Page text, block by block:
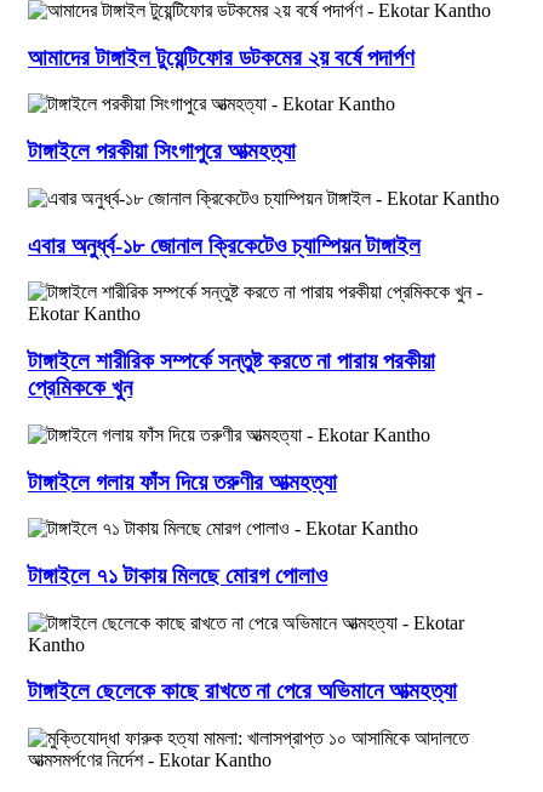
আমাদের টাঙ্গাইল টুয়েন্টিফোর ডটকমের ২য় বর্ষে পদার্পণ
টাঙ্গাইলে পরকীয়া সিংগাপুরে আত্মহত্যা
এবার অনুর্ধ্ব-১৮ জোনাল ক্রিকেটেও চ্যাম্পিয়ন টাঙ্গাইল
টাঙ্গাইলে শারীরিক সম্পর্কে সন্তুষ্ট করতে না পারায় পরকীয়া
প্রেমিককে খুন
টাঙ্গাইলে গলায় ফাঁস দিয়ে তরুণীর আত্মহত্যা
টাঙ্গাইলে ৭১ টাকায় মিলছে মোরগ পোলাও
টাঙ্গাইলে ছেলেকে কাছে রাখতে না পেরে অভিমানে আত্মহত্যা